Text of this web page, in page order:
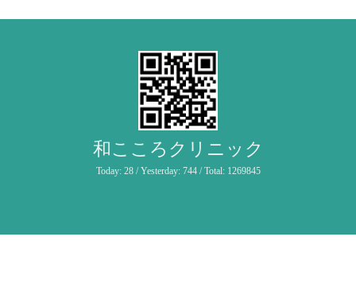
和こころクリニック
Today: 28/ Yesterday: 744/ Total: 1269845